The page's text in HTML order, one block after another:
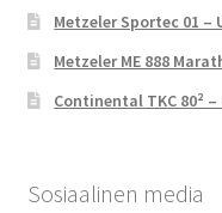
Metzeler Sportec 01 –
Metzeler ME 888
Continental TKC 80²
Sosiaalinen media